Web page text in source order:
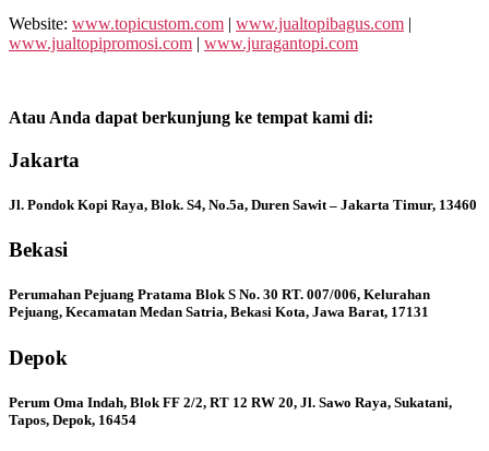
Website: www.topicustom.com | www.jualtopibagus.com |
www.jualtopipromosi.com | www.juragantopi.com
Atau Anda dapat berkunjung ke tempat kami di:
Jakarta
Jl. Pondok Kopi Raya, Blok. S4, No.5a, Duren Sawit – Jakarta Timur, 13460
Bekasi
Perumahan Pejuang Pratama Blok S No. 30 RT. 007/006, Kelurahan
Pejuang, Kecamatan Medan Satria, Bekasi Kota, Jawa Barat, 17131
Depok
Perum Oma Indah, Blok FF 2/2, RT 12 RW 20, Jl. Sawo Raya, Sukatani,
Tapos, Depok, 16454